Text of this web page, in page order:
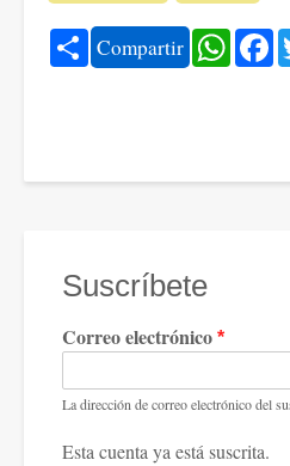
Share
Compartir
Suscríbete
Correo electrónico
La dirección de correo electrónico del
Esta cuenta ya está suscrita.